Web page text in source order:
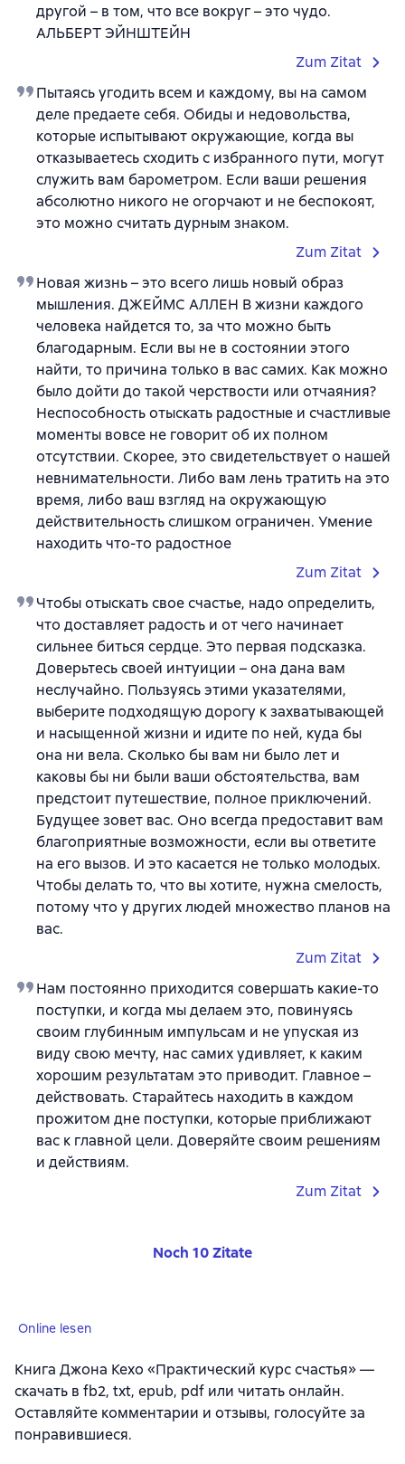
другой – в том, что все вокруг – это чудо.
АЛЬБЕРТ ЭЙНШТЕЙН
Zum Zitat
Пытаясь угодить всем и каждому, вы на самом
деле предаете себя. Обиды и недовольства,
которые испытывают окружающие, когда вы
отказываетесь сходить с избранного пути, могут
служить вам барометром. Если ваши решения
абсолютно никого не огорчают и не беспокоят,
это можно считать дурным знаком.
Zum Zitat
Новая жизнь – это всего лишь новый образ
мышления. ДЖЕЙМС АЛЛЕН В жизни каждого
человека найдется то, за что можно быть
благодарным. Если вы не в состоянии этого
найти, то причина только в вас самих. Как можно
было дойти до такой черствости или отчаяния?
Неспособность отыскать радостные и счастливые
моменты вовсе не говорит об их полном
отсутствии. Скорее, это свидетельствует о нашей
невнимательности. Либо вам лень тратить на это
время, либо ваш взгляд на окружающую
действительность слишком ограничен. Умение
находить что-то радостное
Zum Zitat
Чтобы отыскать свое счастье, надо определить,
что доставляет радость и от чего начинает
сильнее биться сердце. Это первая подсказка.
Доверьтесь своей интуиции – она дана вам
неслучайно. Пользуясь этими указателями,
выберите подходящую дорогу к захватывающей
и насыщенной жизни и идите по ней, куда бы
она ни вела. Сколько бы вам ни было лет и
каковы бы ни были ваши обстоятельства, вам
предстоит путешествие, полное приключений.
Будущее зовет вас. Оно всегда предоставит вам
благоприятные возможности, если вы ответите
на его вызов. И это касается не только молодых.
Чтобы делать то, что вы хотите, нужна смелость,
потому что у других людей множество планов на
вас.
Zum Zitat
Нам постоянно приходится совершать какие-то
поступки, и когда мы делаем это, повинуясь
своим глубинным импульсам и не упуская из
виду свою мечту, нас самих удивляет, к каким
хорошим результатам это приводит. Главное –
действовать. Старайтесь находить в каждом
прожитом дне поступки, которые приближают
вас к главной цели. Доверяйте своим решениям
и действиям.
Zum Zitat
Noch 10 Zitate
Online lesen
Книга Джона Кехо «Практический курс счастья» —
скачать в fb2, txt, epub, pdf или читать онлайн.
Оставляйте комментарии и отзывы, голосуйте за
понравившиеся.